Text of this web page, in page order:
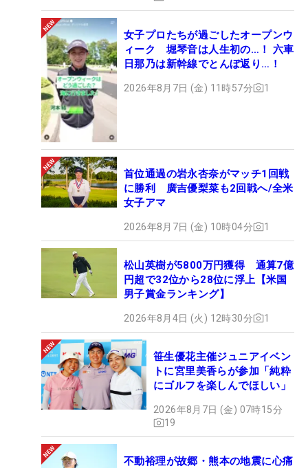
女子プロたちが過ごしたオープンウ
ィーク 堀琴音は人生初の…！ 六車
日那乃は新幹線でとんぼ返り…！
2026年8月7日 (金) 11時57分 1
首位通過の岩永杏奈がマッチ1回戦
に勝利 廣吉優梨菜も2回戦へ/全米
女子アマ
2026年8月7日 (金) 10時04分 1
松山英樹が5800万円獲得 通算7億
円超で32位から28位に浮上【米国
男子賞金ランキング】
2026年8月4日 (火) 12時30分 1
笹生優花主催ジュニアイベン
トに宮里美香らが参加「純粋
にゴルフを楽しんでほしい」
2026年8月7日 (金) 07時15分
19
不動裕理が故郷・熊本の地震に心痛